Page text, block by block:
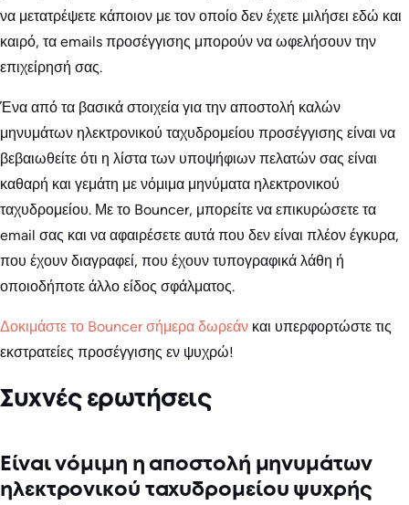
να μετατρέψετε κάποιον με τον οποίο δεν έχετε μιλήσει εδώ και
καιρό, τα emails προσέγγισης μπορούν να ωφελήσουν την
επιχείρησή σας.
Ένα από τα βασικά στοιχεία για την αποστολή καλών
μηνυμάτων ηλεκτρονικού ταχυδρομείου προσέγγισης είναι να
βεβαιωθείτε ότι η λίστα των υποψήφιων πελατών σας είναι
καθαρή και γεμάτη με νόμιμα μηνύματα ηλεκτρονικού
ταχυδρομείου. Με το Bouncer, μπορείτε να επικυρώσετε τα
email σας και να αφαιρέσετε αυτά που δεν είναι πλέον έγκυρα,
που έχουν διαγραφεί, που έχουν τυπογραφικά λάθη ή
οποιοδήποτε άλλο είδος σφάλματος.
Δοκιμάστε το Bouncer σήμερα δωρεάν και υπερφορτώστε τις
εκστρατείες προσέγγισης εν ψυχρώ!
Συχνές ερωτήσεις
Είναι νόμιμη η αποστολή μηνυμάτων
ηλεκτρονικού ταχυδρομείου ψυχρής